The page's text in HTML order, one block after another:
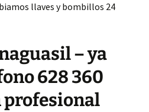
llaves y bombillos 24
– ya
628 360
profesional